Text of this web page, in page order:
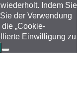
Indem Sie
der Verwendung
„Cookie-
Einwilligung zu